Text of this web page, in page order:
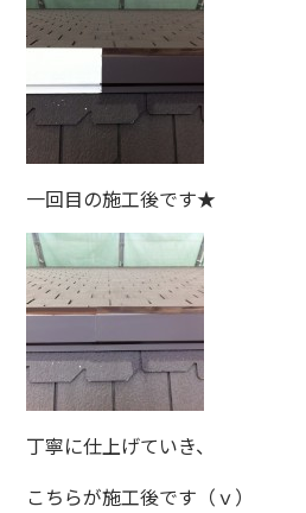
一回目の施工後です★
丁寧に仕上げていき、
こちらが施工後です（ｖ）